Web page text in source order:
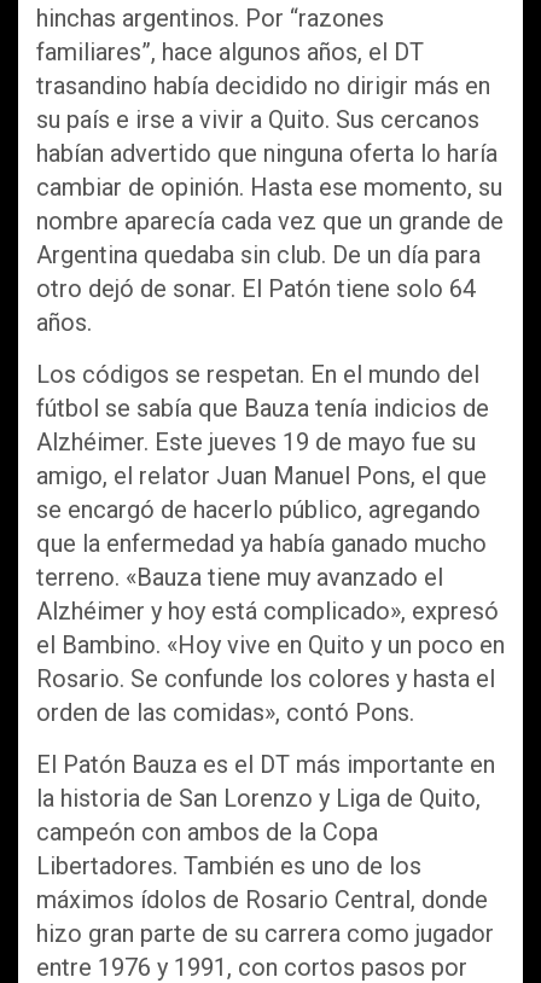
hinchas argentinos. Por “razones
familiares”, hace algunos años, el DT
trasandino había decidido no dirigir más en
su país e irse a vivir a Quito. Sus cercanos
habían advertido que ninguna oferta lo haría
cambiar de opinión. Hasta ese momento, su
nombre aparecía cada vez que un grande de
Argentina quedaba sin club. De un día para
otro dejó de sonar. El Patón tiene solo 64
años.
Los códigos se respetan. En el mundo del
fútbol se sabía que Bauza tenía indicios de
Alzhéimer. Este jueves 19 de mayo fue su
amigo, el relator Juan Manuel Pons, el que
se encargó de hacerlo público, agregando
que la enfermedad ya había ganado mucho
terreno. «Bauza tiene muy avanzado el
Alzhéimer y hoy está complicado», expresó
el Bambino. «Hoy vive en Quito y un poco en
Rosario. Se confunde los colores y hasta el
orden de las comidas», contó Pons.
El Patón Bauza es el DT más importante en
la historia de San Lorenzo y Liga de Quito,
campeón con ambos de la Copa
Libertadores. También es uno de los
máximos ídolos de Rosario Central, donde
hizo gran parte de su carrera como jugador
entre 1976 y 1991, con cortos pasos por